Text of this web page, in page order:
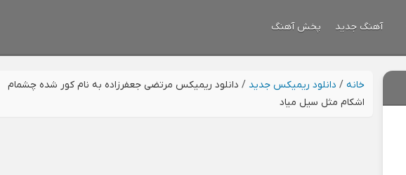
آهنگ جدید پخش آهنگ
خانه / دانلود ریمیکس جدید / دانلود ریمیکس مرتضی جعفرزاده به نام ﻛﻮر ﺷﺪه ﭼﺸﻤﺎم
اﺷﻜﺎم ﻣﺜﻞ ﺳﻴﻞ ﻣﻴﺎد